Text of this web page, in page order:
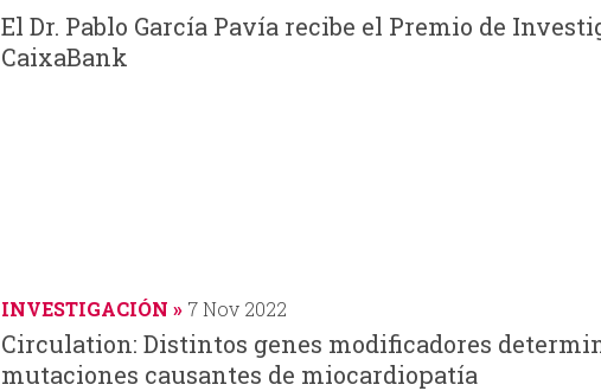
El Dr. Pablo García Pavía recibe el Premio de
CaixaBank
INVESTIGACIÓN 7 Nov 2022
Circulation: Distintos genes modificadores
mutaciones causantes de miocardiopatía